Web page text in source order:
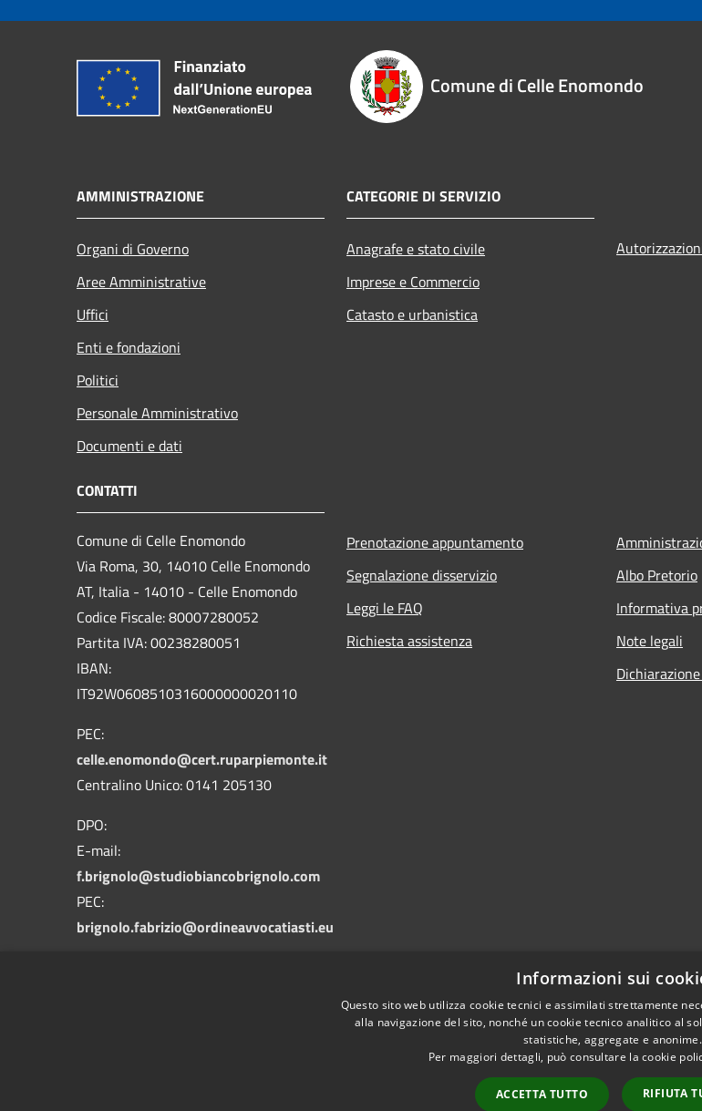
Comune di Celle Enomondo
AMMINISTRAZIONE
Organi di Governo
Aree Amministrative
Uffici
Enti e fondazioni
Politici
Personale Amministrativo
Documenti e dati
CATEGORIE DI SERVIZIO
Anagrafe e stato civile
Imprese e Commercio
Catasto e urbanistica
CONTATTI
Comune di Celle Enomondo
Via Roma, 30, 14010 Celle Enomondo
AT, Italia - 14010 - Celle Enomondo
Codice Fiscale: 80007280052
Partita IVA: 00238280051
IBAN:
IT92W0608510316000000020110
PEC:
celle.enomondo@cert.ruparpiemonte.it
Centralino Unico: 0141 205130
DPO:
E-mail:
f.brignolo@studiobiancobrignolo.com
PEC:
brignolo.fabrizio@ordineavvocatiasti.eu
Prenotazione appuntamento
Segnalazione disservizio
Leggi le FAQ
Richiesta assistenza
Albo Pretorio
Informativa
Note legali
Mappa del sito
Informazioni sui
Questo sito web utilizza cookie tecnici e assimilati strettamente
alla navigazione del sito, nonché un cookie tecnico analitico al
statistiche, aggregate e anonime.
Per maggiori dettagli, può consultare la cookie
ACCETTA TUTTO RIFIUTA